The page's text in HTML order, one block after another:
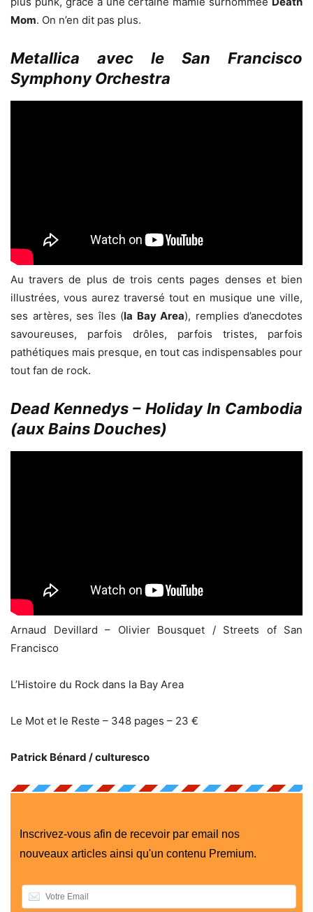
Mom. On n’en dit pas plus.
Metallica avec le San Francisco
Symphony Orchestra
Au travers de plus de trois cents pages denses et bien
illustrées, vous aurez traversé tout en musique une ville,
ses artères, ses îles (la Bay Area), remplies d’anecdotes
savoureuses, parfois drôles, parfois tristes, parfois
pathétiques mais presque, en tout cas indispensables pour
tout fan de rock.
Dead Kennedys – Holiday In Cambodia
(aux Bains Douches)
Arnaud Devillard – Olivier Bousquet / Streets of San
Francisco
L’Histoire du Rock dans la Bay Area
Le Mot et le Reste – 348 pages – 23 €
Patrick Bénard / culturesco
Inscrivez-vous afin de recevoir par email nos
nouveaux articles ainsi qu'un contenu Premium.